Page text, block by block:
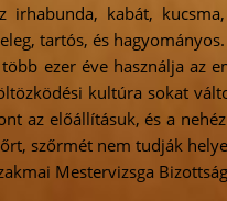
irhabunda, kabát,
tartós, és hagyományos.
ezer éve használja az
kultúra sokat
az előállításuk, és a
szőrmét nem tudják
Mestervizsga